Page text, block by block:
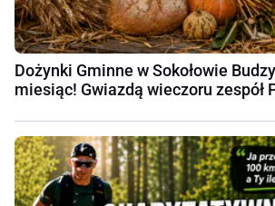
Dożynki Gminne w Sokołowie
miesiąc! Gwiazdą wieczoru zespół